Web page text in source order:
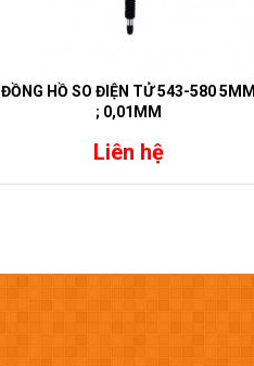
ĐỒNG HỒ SO ĐIỆN TỬ 543-580 5MM
; 0,01MM
Liên hệ